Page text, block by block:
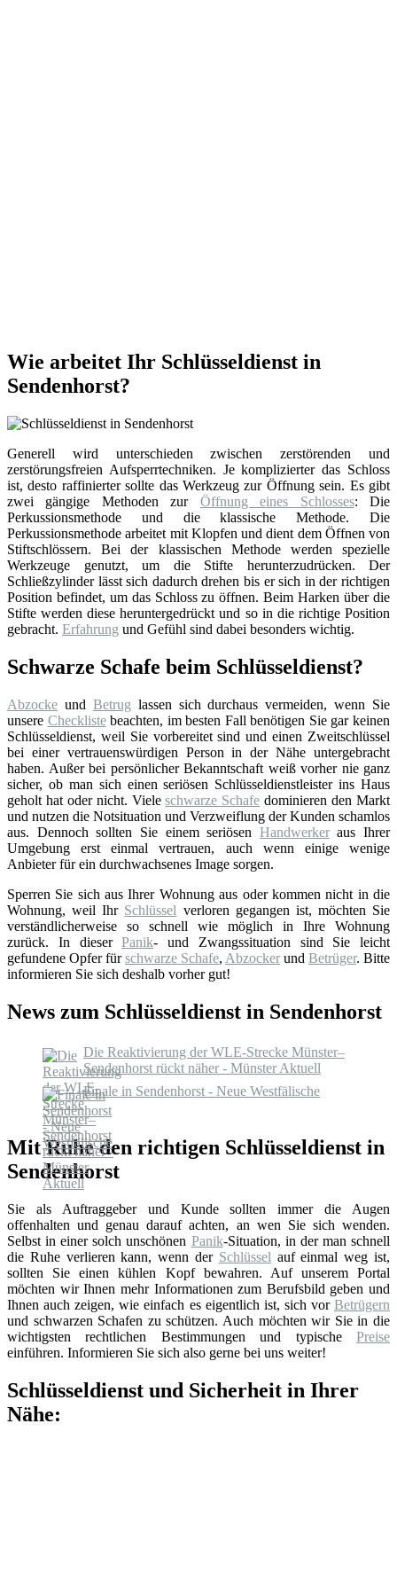
Wie arbeitet Ihr Schlüsseldienst in
Sendenhorst?
Generell wird unterschieden zwischen zerstörenden und
zerstörungsfreien Aufsperrtechniken. Je komplizierter das Schloss
ist, desto raffinierter sollte das Werkzeug zur Öffnung sein. Es gibt
zwei gängige Methoden zur Öffnung eines Schlosses: Die
Perkussionsmethode und die klassische Methode. Die
Perkussionsmethode arbeitet mit Klopfen und dient dem Öffnen von
Stiftschlössern. Bei der klassischen Methode werden spezielle
Werkzeuge genutzt, um die Stifte herunterzudrücken. Der
Schließzylinder lässt sich dadurch drehen bis er sich in der richtigen
Position befindet, um das Schloss zu öffnen. Beim Harken über die
Stifte werden diese heruntergedrückt und so in die richtige Position
gebracht. Erfahrung und Gefühl sind dabei besonders wichtig.
Schwarze Schafe beim Schlüsseldienst?
Abzocke und Betrug lassen sich durchaus vermeiden, wenn Sie
unsere Checklistebeachten, im besten Fall benötigen Sie gar keinen
Schlüsseldienst, weil Sie vorbereitet sind und einen Zweitschlüssel
bei einer vertrauenswürdigen Person in der Nähe untergebracht
haben. Außer bei persönlicher Bekanntschaft weiß vorher nie ganz
sicher, ob man sich einen seriösen Schlüsseldienstleister ins Haus
geholt hat oder nicht. Vieleschwarze Schafe dominieren den Markt
und nutzen die Notsituation und Verzweiflung der Kunden schamlos
aus. Dennoch sollten Sie einem seriösen Handwerkeraus Ihrer
Umgebung erst einmal vertrauen, auch wenn einige wenige
Anbieter für ein durchwachsenes Image sorgen.
Sperren Sie sich aus Ihrer Wohnung aus oder kommen nicht in die
Wohnung, weil Ihr Schlüssel verloren gegangen ist, möchten Sie
verständlicherweise so schnell wie möglich in Ihre Wohnung
zurück. In dieserPanik- und Zwangssituation sind Sie leicht
gefundene Opfer fürschwarze Schafe, Abzocker und Betrüger. Bitte
informieren Sie sich deshalb vorher gut!
News zum Schlüsseldienst in Sendenhorst
Die Reaktivierung der WLE-Strecke Münster–
Sendenhorst rückt näher - Münster Aktuell
Finale in Sendenhorst - Neue Westfälische
Mit Ruhe den richtigen Schlüsseldienst in
Sendenhorst
Sie als Auftraggeber und Kunde sollten immer die Augen
offenhalten und genau darauf achten, an wen Sie sich wenden.
Selbst in einer solch unschönen Panik-Situation, in der man schnell
die Ruhe verlieren kann, wenn der Schlüssel auf einmal weg ist,
sollten Sie einen kühlen Kopf bewahren. Auf unserem Portal
möchten wir Ihnen mehr Informationen zum Berufsbild geben und
Ihnen auch zeigen, wie einfach es eigentlich ist, sich vor Betrügern
und schwarzen Schafen zu schützen. Auch möchten wir Sie in die
wichtigsten rechtlichen Bestimmungen und typische Preise
einführen. Informieren Sie sich also gerne bei uns weiter!
Schlüsseldienst und Sicherheit in Ihrer
Nähe: